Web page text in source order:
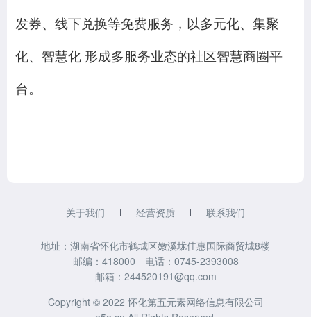
发券、线下兑换等免费服务，以多元化、集聚
化、智慧化 形成多服务业态的社区智慧商圈平
台。
关于我们 经营资质 联系我们
地址：湖南省怀化市鹤城区嫩溪垅佳惠国际商贸城8楼
邮编：418000 电话：0745-2393008
邮箱：244520191@qq.com
Copyright © 2022 怀化第五元素网络信息有限公司